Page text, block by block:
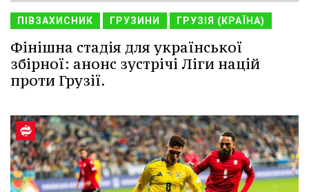
ПІВЗАХИСНИК ГРУЗИНИ ГРУЗІЯ (КРАЇНА)
Фінішна стадія для української
збірної: анонс зустрічі Ліги націй
проти Грузії.